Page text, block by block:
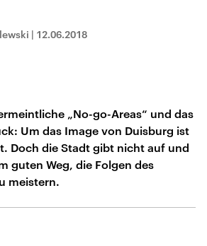
| 12.06.2018
„No-go-Areas“ und das
Um das Image von Duisburg ist
Doch die Stadt gibt nicht auf und
guten Weg, die Folgen des
meistern.